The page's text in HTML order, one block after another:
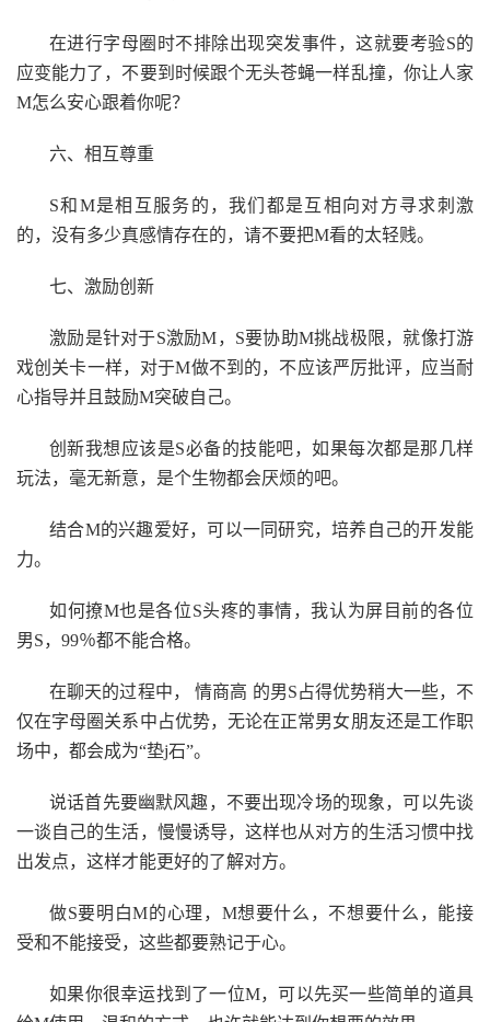
在进行字母圈时不排除出现突发事件，这就要考验S的
应变能力了，不要到时候跟个无头苍蝇一样乱撞，你让人家
M怎么安心跟着你呢？
六、相互尊重
S和M是相互服务的，我们都是互相向对方寻求刺激
的，没有多少真感情存在的，请不要把M看的太轻贱。
七、激励创新
激励是针对于S激励M，S要协助M挑战极限，就像打游
戏创关卡一样，对于M做不到的，不应该严厉批评，应当耐
心指导并且鼓励M突破自己。
创新我想应该是S必备的技能吧，如果每次都是那几样
玩法，毫无新意，是个生物都会厌烦的吧。
结合M的兴趣爱好，可以一同研究，培养自己的开发能
力。
如何撩M也是各位S头疼的事情，我认为屏目前的各位
男S，99％都不能合格。
在聊天的过程中， 情商高 的男S占得优势稍大一些，不
仅在字母圈关系中占优势，无论在正常男女朋友还是工作职
场中，都会成为“垫j石”。
说话首先要幽默风趣，不要出现冷场的现象，可以先谈
一谈自己的生活，慢慢诱导，这样也从对方的生活习惯中找
出发点，这样才能更好的了解对方。
做S要明白M的心理，M想要什么，不想要什么，能接
受和不能接受，这些都要熟记于心。
如果你很幸运找到了一位M，可以先买一些简单的道具